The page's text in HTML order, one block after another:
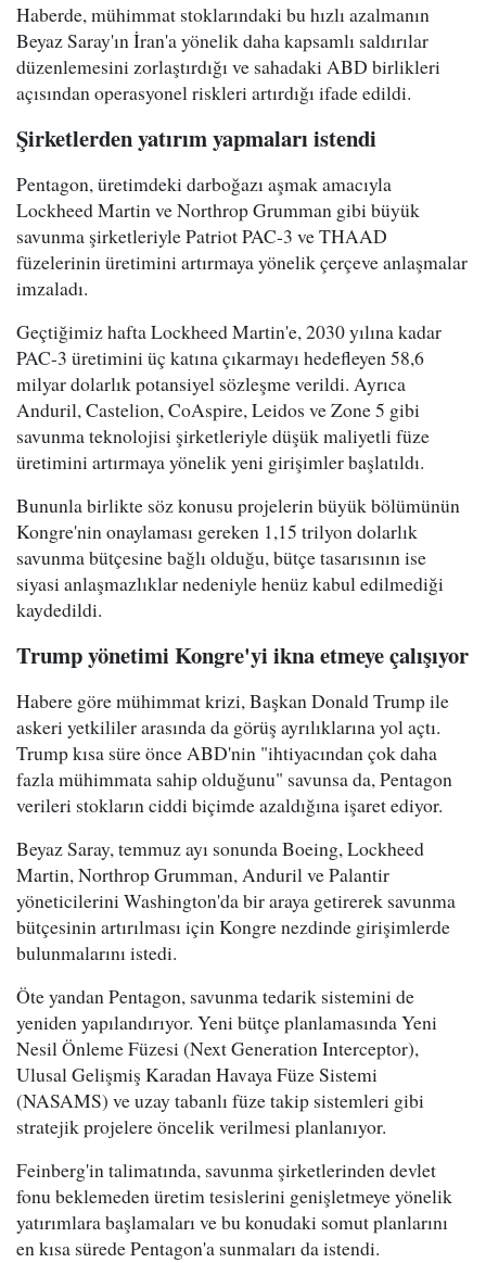
Haberde, mühimmat stoklarındaki bu hızlı azalmanın
Beyaz Saray'ın İran'a yönelik daha kapsamlı saldırılar
düzenlemesini zorlaştırdığı ve sahadaki ABD birlikleri
açısından operasyonel riskleri artırdığı ifade edildi.
Şirketlerden yatırım yapmaları istendi
Pentagon, üretimdeki darboğazı aşmak amacıyla
Lockheed Martin ve Northrop Grumman gibi büyük
savunma şirketleriyle Patriot PAC-3 ve THAAD
füzelerinin üretimini artırmaya yönelik çerçeve anlaşmalar
imzaladı.
Geçtiğimiz hafta Lockheed Martin'e, 2030 yılına kadar
PAC-3 üretimini üç katına çıkarmayı hedefleyen 58,6
milyar dolarlık potansiyel sözleşme verildi. Ayrıca
Anduril, Castelion, CoAspire, Leidos ve Zone 5 gibi
savunma teknolojisi şirketleriyle düşük maliyetli füze
üretimini artırmaya yönelik yeni girişimler başlatıldı.
Bununla birlikte söz konusu projelerin büyük bölümünün
Kongre'nin onaylaması gereken 1,15 trilyon dolarlık
savunma bütçesine bağlı olduğu, bütçe tasarısının ise
siyasi anlaşmazlıklar nedeniyle henüz kabul edilmediği
kaydedildi.
Trump yönetimi Kongre'yi ikna etmeye çalışıyor
Habere göre mühimmat krizi, Başkan Donald Trump ile
askeri yetkililer arasında da görüş ayrılıklarına yol açtı.
Trump kısa süre önce ABD'nin "ihtiyacından çok daha
fazla mühimmata sahip olduğunu" savunsa da, Pentagon
verileri stokların ciddi biçimde azaldığına işaret ediyor.
Beyaz Saray, temmuz ayı sonunda Boeing, Lockheed
Martin, Northrop Grumman, Anduril ve Palantir
yöneticilerini Washington'da bir araya getirerek savunma
bütçesinin artırılması için Kongre nezdinde girişimlerde
bulunmalarını istedi.
Öte yandan Pentagon, savunma tedarik sistemini de
yeniden yapılandırıyor. Yeni bütçe planlamasında Yeni
Nesil Önleme Füzesi (Next Generation Interceptor),
Ulusal Gelişmiş Karadan Havaya Füze Sistemi
(NASAMS) ve uzay tabanlı füze takip sistemleri gibi
stratejik projelere öncelik verilmesi planlanıyor.
Feinberg'in talimatında, savunma şirketlerinden devlet
fonu beklemeden üretim tesislerini genişletmeye yönelik
yatırımlara başlamaları ve bu konudaki somut planlarını
en kısa sürede Pentagon'a sunmaları da istendi.